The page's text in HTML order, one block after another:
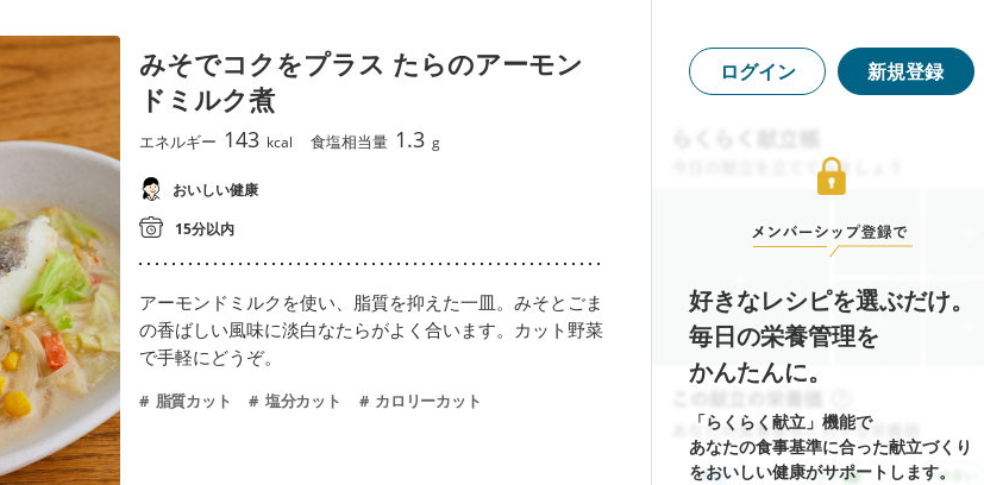
みそでコクをプラス たらのアーモン
ドミルク煮
エネルギー 143 kcal 食塩相当量 1.3 g
おいしい健康
15分以内
アーモンドミルクを使い、脂質を抑えた一皿。みそとごま
の香ばしい風味に淡白なたらがよく合います。カット野菜
で手軽にどうぞ。
脂質カット 塩分カット カロリーカット
ログイン 新規登録
好きなレシピを選ぶだけ。
毎日の栄養管理を
かんたんに。
「らくらく献立」機能で
あなたの食事基準に合った献立づくり
をおいしい健康がサポートします。